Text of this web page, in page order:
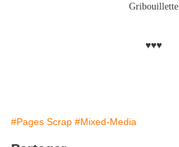
Gribouillette
♥♥♥
#Pages Scrap #Mixed-Media